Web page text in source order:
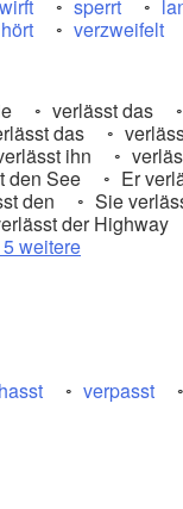
wirft sperrt
hört verzweifelt
verlässt das
das
ihn
den See Er
den Sie
der Highway
weitere
verpasst